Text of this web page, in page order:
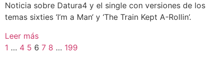
Noticia sobre Datura4 y el single con versiones de los
temas sixties ‘I’m a Man‘ y ‘The Train Kept A-Rollin’.
Leer más
1 … 4 5 6 7 8 … 199